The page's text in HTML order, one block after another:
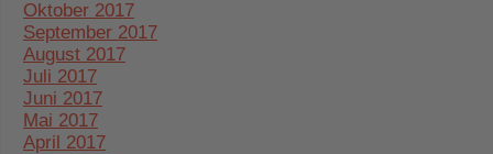
Oktober 2017
September 2017
August 2017
Juli 2017
Juni 2017
Mai 2017
April 2017